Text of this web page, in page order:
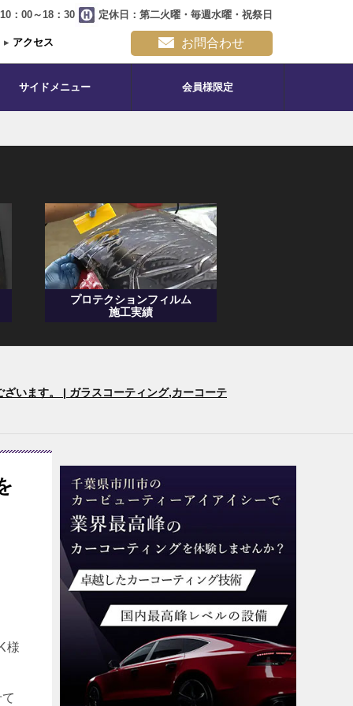
：00～18：30 定休日：第二火曜・毎週水曜・祝祭日
▸ アクセス お問合わせ
サイドメニュー 会員様限定
プロテクションフィルム
施工実績
います。 | ガラスコーティング,カーコーテ
様